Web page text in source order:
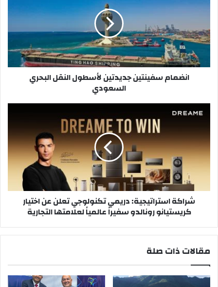
جديدتين
البحري
السعودي
انضمام سفينتين جديدتين لأسطول النقل البحري
السعودي
استراتيجية:
تكنولوجي
تعلن
كريستيانو
رونالدو
سفيراًشراكة استراتيجية: دريمي تكنولوجي تعلن عن اختيار
كريستيانو رونالدو سفيراً عالمياً لعلامتها التجارية
مقالات ذات صلة